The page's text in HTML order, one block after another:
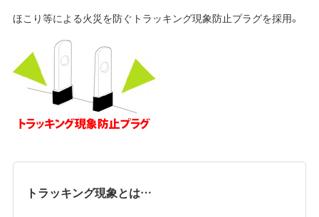
ほこり等による火災を防ぐトラッキング現象防止プラグを採用。
トラッキング現象とは…